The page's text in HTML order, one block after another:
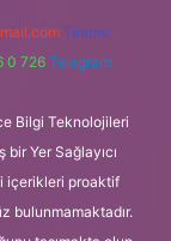
Teams:
0 726 Telegram:
Bilgi Teknolojileri
Yer Sağlayıcı
içerikleri proaktif
bulunmamaktadır.